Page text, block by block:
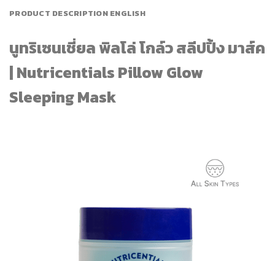
PRODUCT DESCRIPTION ENGLISH
นูทริเซนเชี่ยล พิลโล่ โกล์ว สลีปปิ้ง มาส์ค
| Nutricentials Pillow Glow
Sleeping Mask